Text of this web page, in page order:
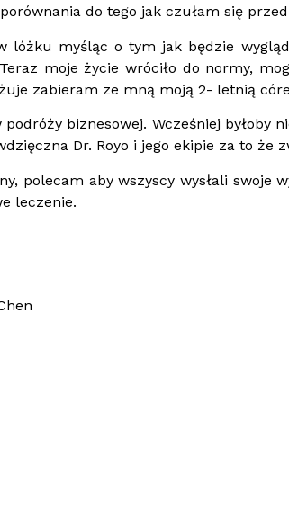
do tego jak czułam się
lóżku myśląc o tym jak będzie
moje życie wróciło do normy,
zabieram ze mną moją 2- letnią
biznesowej. Wcześniej byłoby
Dr. Royo i jego ekipie za to że
polecam aby wszyscy wysłali swoje
leczenie.